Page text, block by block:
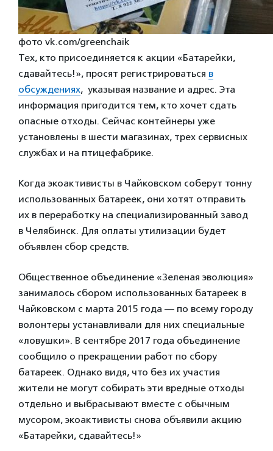
фото vk.com/greenchaik
Тех, кто присоединяется к акции «Батарейки,
сдавайтесь!», просят регистрироваться в
обсуждениях, указывая название и адрес. Эта
информация пригодится тем, кто хочет сдать
опасные отходы. Сейчас контейнеры уже
установлены в шести магазинах, трех сервисных
службах и на птицефабрике.
Когда экоактивисты в Чайковском соберут тонну
использованных батареек, они хотят отправить
их в переработку на специализированный завод
в Челябинск. Для оплаты утилизации будет
объявлен сбор средств.
Общественное объединение «Зеленая эволюция»
занималось сбором использованных батареек в
Чайковском с марта 2015 года — по всему городу
волонтеры устанавливали для них специальные
«ловушки». В сентябре 2017 года объединение
сообщило о прекращении работ по сбору
батареек. Однако видя, что без их участия
жители не могут собирать эти вредные отходы
отдельно и выбрасывают вместе с обычным
мусором, экоактивисты снова объявили акцию
«Батарейки, сдавайтесь!»